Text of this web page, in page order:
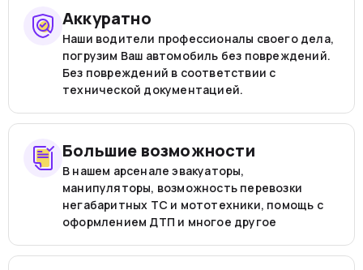
Аккуратно
Наши водители профессионалы своего дела,
погрузим Ваш автомобиль без повреждений.
Без повреждений в соответствии с
технической документацией.
Большие возможности
В нашем арсенале эвакуаторы,
манипуляторы, возможность перевозки
негабаритных ТС и мототехники, помощь с
оформлением ДТП и многое другое